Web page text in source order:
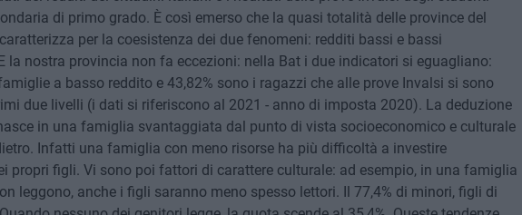
di primo grado. È così emerso che la quasi totalità delle province del
per la coesistenza dei due fenomeni: redditi bassi e bassi
la nostra provincia non fa eccezioni: nella Bat i due indicatori si eguagliano:
a basso reddito e 43,82% sono i ragazzi che alle prove Invalsi si sono
due livelli (i dati si riferiscono al 2021 - anno di imposta 2020). La deduzione
in una famiglia svantaggiata dal punto di vista socioeconomico e culturale
Infatti una famiglia con meno risorse ha più difficoltà a investire
propri figli. Vi sono poi fattori di carattere culturale: ad esempio, in una famiglia
leggono, anche i figli saranno meno spesso lettori. Il 77,4% di minori, figli di